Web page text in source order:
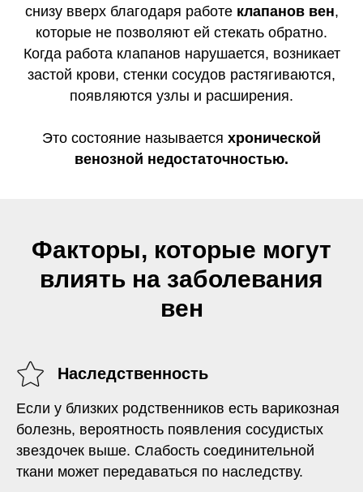
снизу вверх благодаря работе клапанов вен,
которые не позволяют ей стекать обратно.
Когда работа клапанов нарушается, возникает
застой крови, стенки сосудов растягиваются,
появляются узлы и расширения.
Это состояние называется хронической
венозной недостаточностью.
Факторы, которые могут
влиять на заболевания
вен
Наследственность
Если у близких родственников есть варикозная
болезнь, вероятность появления сосудистых
звездочек выше. Слабость соединительной
ткани может передаваться по наследству.